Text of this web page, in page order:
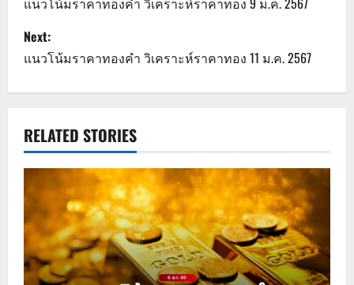
o
s
t
a
v
i
g
a
Next:
แนวโน้มราคาทองคำ วิเคราะห์ราคาทอง 11 ม.ค. 2567
RELATED STORIES